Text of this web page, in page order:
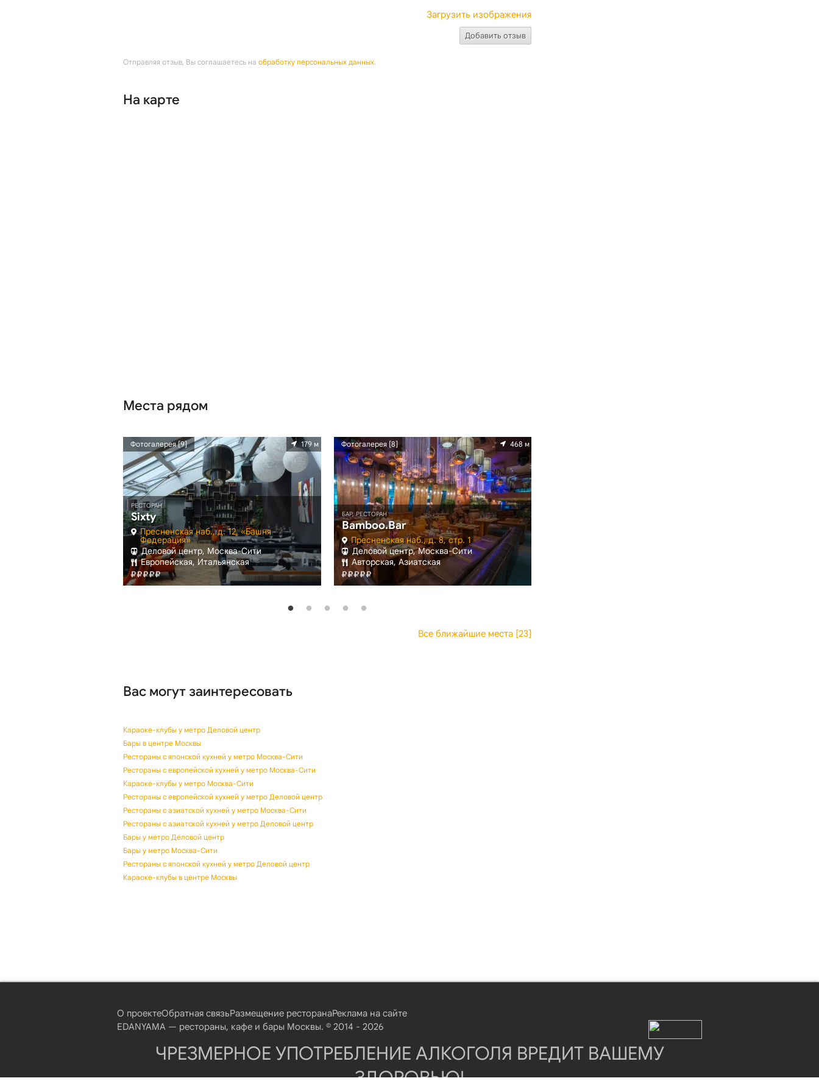
Загрузить изображения
Отправляя отзыв, Вы соглашаетесь на обработку персональных данных.
На карте
Места рядом
Фотогалерея [9] 179 м
РЕСТОРАН
Sixty
Пресненская наб., д. 12, «Башня
Федерация»
Деловой центр, Москва-Сити
Европейская, Итальянская
Фотогалерея [8] 468 м
БАР, РЕСТОРАН
Bamboo.Bar
Пресненская наб., д. 8, стр. 1
Деловой центр, Москва-Сити
Авторская, Азиатская
Все ближайшие места [23]
Вас могут заинтересовать
Караоке-клубы у метро Деловой центр
Бары в центре Москвы
Рестораны с японской кухней у метро Москва-Сити
Рестораны с европейской кухней у метро Москва-Сити
Караоке-клубы у метро Москва-Сити
Рестораны с европейской кухней у метро Деловой центр
Рестораны с азиатской кухней у метро Москва-Сити
Рестораны с азиатской кухней у метро Деловой центр
Бары у метро Деловой центр
Бары у метро Москва-Сити
Рестораны с японской кухней у метро Деловой центр
Караоке-клубы в центре Москвы
О проектеОбратная связьРазмещение ресторанаРеклама на сайте
EDANYAMA — рестораны, кафе и бары Москвы. © 2014 - 2026
ЧРЕЗМЕРНОЕ УПОТРЕБЛЕНИЕ АЛКОГОЛЯ ВРЕДИТ ВАШЕМУ
ЗДОРОВЬЮ!